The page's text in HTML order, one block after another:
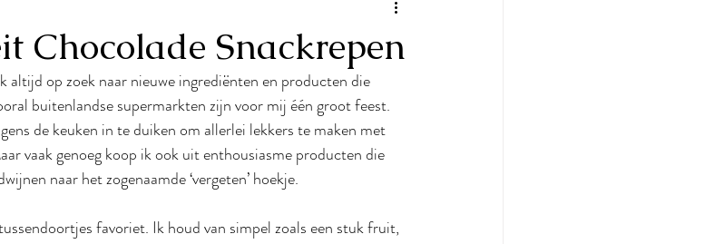
Toetjes
Chocolade Snackrepen
altijd op zoek naar nieuwe ingrediënten en producten die
buitenlandse supermarkten zijn voor mij één groot feest.
de keuken in te duiken om allerlei lekkers te maken met
vaak genoeg koop ik ook uit enthousiasme producten die
naar het zogenaamde ‘vergeten’ hoekje.
favoriet. Ik houd van simpel zoals een stuk fruit,